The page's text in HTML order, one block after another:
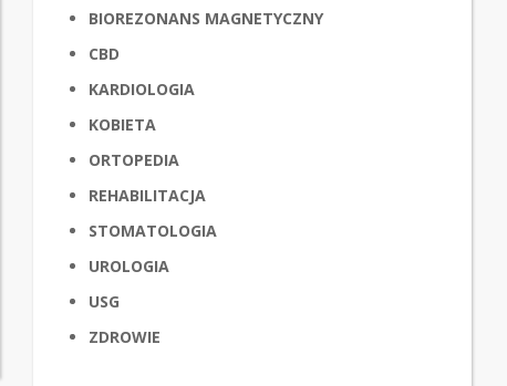
BIOREZONANS MAGNETYCZNY
CBD
KARDIOLOGIA
KOBIETA
ORTOPEDIA
REHABILITACJA
STOMATOLOGIA
UROLOGIA
USG
ZDROWIE